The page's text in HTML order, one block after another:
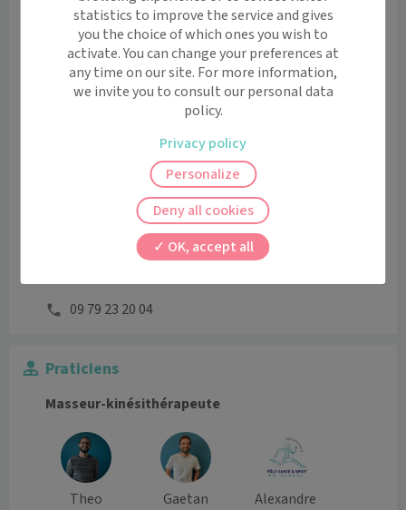
Bilan
Rééducation simple
Horaires et contact
08:00 - 13:00 / 14:00 - 20:00
08:00 - 13:00 / 14:00 - 20:00
08:00 - 13:00 / 14:00 - 20:00
08:00 - 13:00 / 14:00 - 20:00
09 79 23 20 04
Praticiens
Masseur-kinésithérapeute
Theo
Gaetan
Alexandre
statistics to improve the service and gives
you the choice of which ones you wish to
activate. You can change your preferences at
any time on our site. For more information,
we invite you to consult our personal data
policy.
OK, accept all
Deny all cookies
Personalize
Privacy policy